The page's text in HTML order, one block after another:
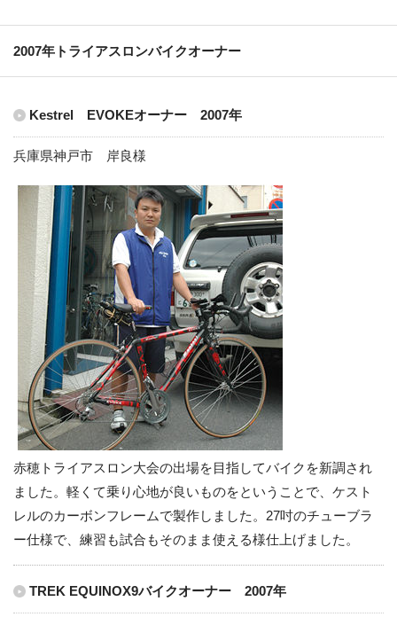
2007年トライアスロンバイクオーナー
Kestrel EVOKEオーナー 2007年
兵庫県神戸市 岸良様
赤穂トライアスロン大会の出場を目指してバイクを新調され
ました。軽くて乗り心地が良いものをということで、ケスト
レルのカーボンフレームで製作しました。27吋のチューブラ
ー仕様で、練習も試合もそのまま使える様仕上げました。
TREK EQUINOX9バイクオーナー 2007年